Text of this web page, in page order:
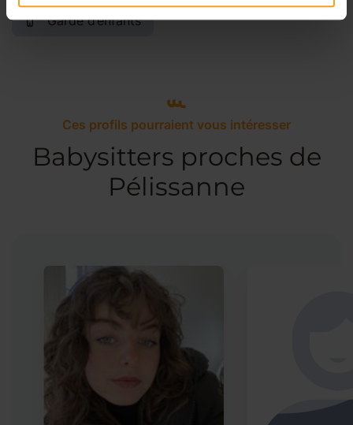
Garde d’enfants
Ces profils pourraient vous intéresser
Babysitters proches de
Pélissanne